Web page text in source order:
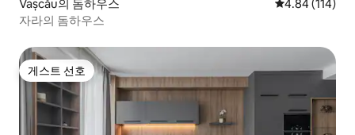
Vașcău의 돔하우스 평점 4.84점(5
4.84 (114)
자라의 돔하우스
게스트 선호
게스트 선호